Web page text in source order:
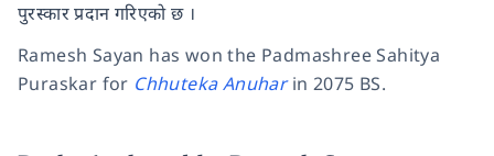
पुरस्कार प्रदान गरिएको छ ।
Ramesh Sayan has won the Padmashree Sahitya
Puraskar for Chhuteka Anuharin 2075 BS.